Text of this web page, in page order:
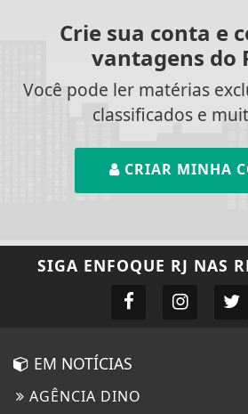
Crie sua conta e
vantagens do
Você pode ler matérias
classificados e
CRIAR MINHA
SIGA ENFOQUE RJ NAS
EM NOTÍCIAS
AGÊNCIA DINO